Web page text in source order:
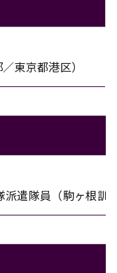
東京都港区）
遣隊員（駒ヶ根